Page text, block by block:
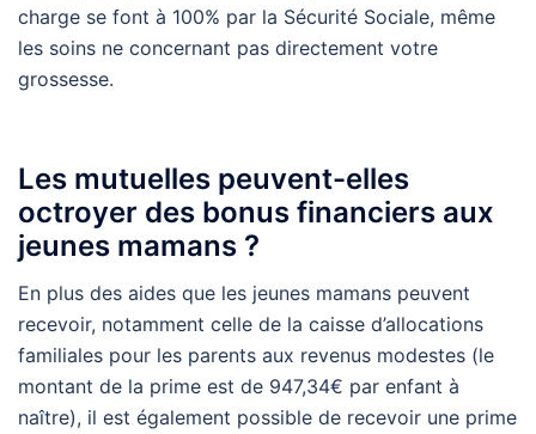
charge se font à 100% par la Sécurité Sociale, même
les soins ne concernant pas directement votre
grossesse.
Les mutuelles peuvent-elles
octroyer des bonus financiers aux
jeunes mamans ?
En plus des aides que les jeunes mamans peuvent
recevoir, notamment celle de la caisse d’allocations
familiales pour les parents aux revenus modestes (le
montant de la prime est de 947,34€ par enfant à
naître), il est également possible de recevoir une prime